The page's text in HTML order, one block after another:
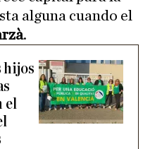
alguna cuando el
.
hijos
el